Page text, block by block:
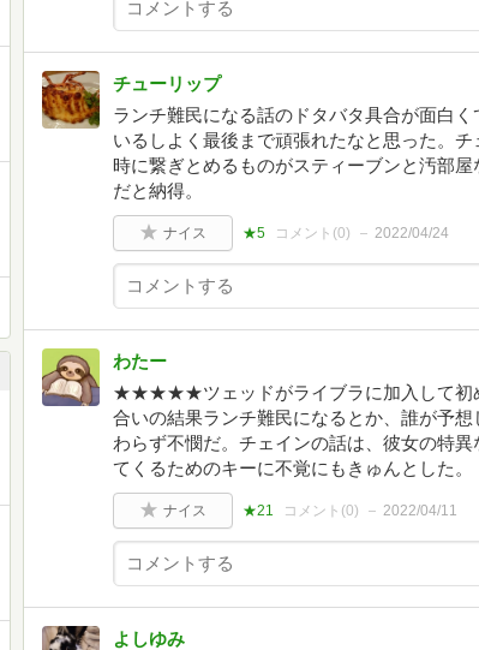
チューリップ
ランチ難民になる話のドタバタ具合が面白
いるしよく最後まで頑張れたなと思った。
時に繋ぎとめるものがスティーブンと汚部
だと納得。
ナイス ★5 コメント(0) 2022/04/24
わたー
★★★★★ツェッドがライブラに加入して初
合いの結果ランチ難民になるとか、誰が予
わらず不憫だ。チェインの話は、彼女の特
てくるためのキーに不覚にもきゅんとした。
ナイス ★21 コメント(0) 2022/04/11
よしゆみ